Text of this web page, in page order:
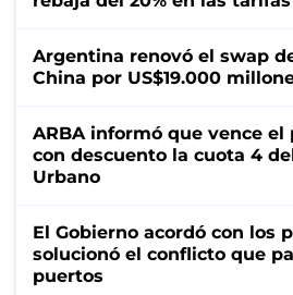
Argentina renovó el swap
China por US$19.000
ARBA informó que vence el
con descuento la cuota 4
Urbano
El Gobierno acordó con los
solucionó el conflicto que
puertos